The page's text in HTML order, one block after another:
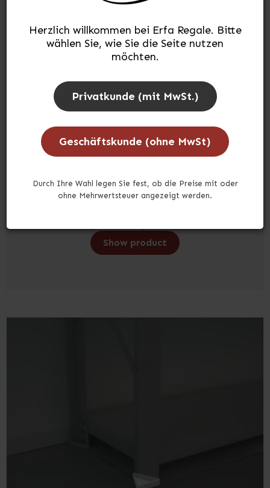
Herzlich willkommen bei Erfa Regale. Bitte
wählen Sie, wie Sie die Seite nutzen
möchten.
Privatkunde (mit MwSt.)
Geschäftskunde (ohne MwSt)
Durch Ihre Wahl legen Sie fest, ob die Preise mit oder
ohne Mehrwertsteuer angezeigt werden.
1 stk. Erfa 210 Stahlfachboden
Auf Lager
Show product